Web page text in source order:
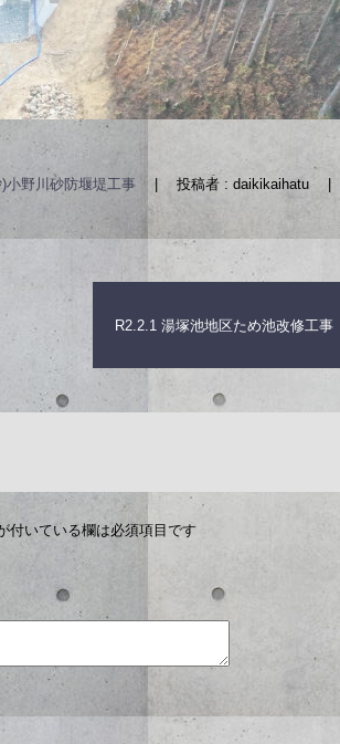
小野川砂防堰堤工事 投稿者 : daikikaihatu
R2.2.1 湯塚池地区ため池改修工事
付いている欄は必須項目です